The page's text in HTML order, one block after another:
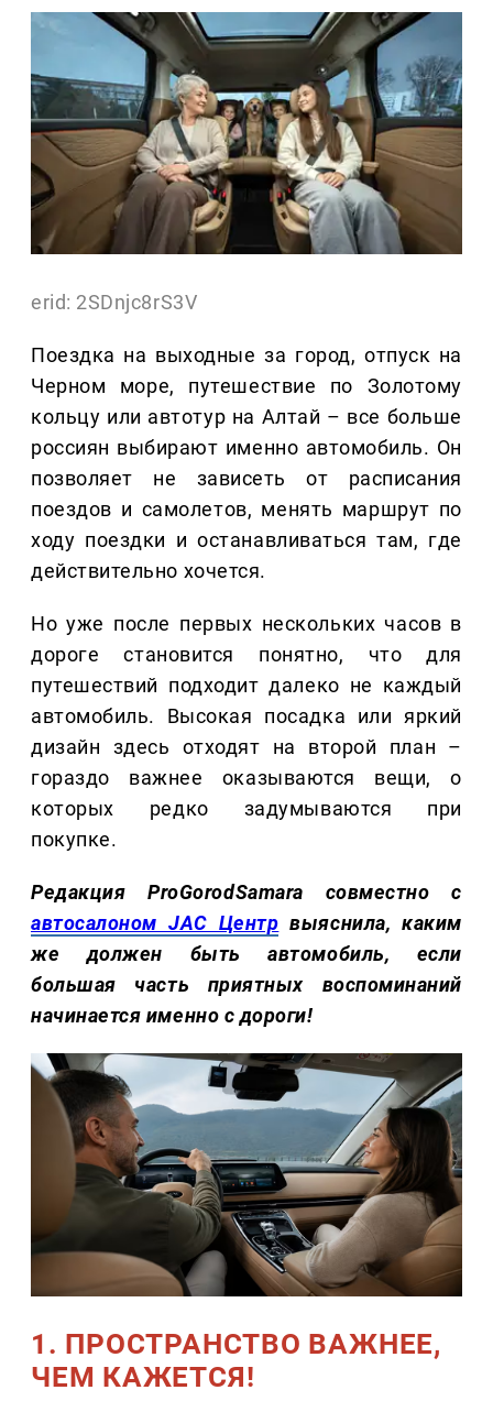
erid: 2SDnjc8rS3V
Поездка на выходные за город, отпуск на
Черном море, путешествие по Золотому
кольцу или автотур на Алтай – все больше
россиян выбирают именно автомобиль. Он
позволяет не зависеть от расписания
поездов и самолетов, менять маршрут по
ходу поездки и останавливаться там, где
действительно хочется.
Но уже после первых нескольких часов в
дороге становится понятно, что для
путешествий подходит далеко не каждый
автомобиль. Высокая посадка или яркий
дизайн здесь отходят на второй план –
гораздо важнее оказываются вещи, о
которых редко задумываются при
покупке.
Редакция ProGorodSamara совместно с
автосалоном JAC Центр выяснила, каким
же должен быть автомобиль, если
большая часть приятных воспоминаний
начинается именно с дороги!
1. ПРОСТРАНСТВО ВАЖНЕЕ,
ЧЕМ КАЖЕТСЯ!